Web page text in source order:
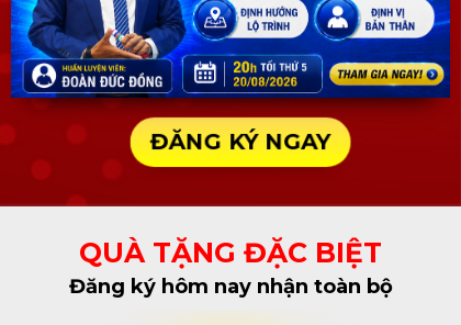
ĐĂNG KÝ NGAY
QUÀ TẶNG ĐẶC BIỆT
Đăng ký hôm nay nhận toàn bộ